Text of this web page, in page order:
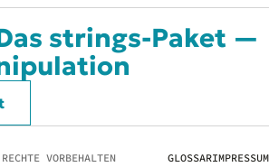
strings-Paket —
VORBEHALTEN GLOSSARIMPRESSUM